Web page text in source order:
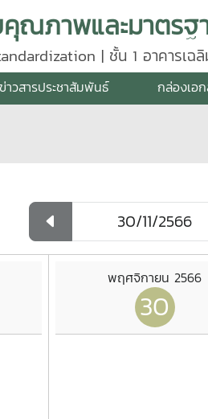
| ชั้น 1 อาคารเฉลิ
ข่าวสารประชาสัมพันธ์ กล่องเอ
พฤศจิกายน 2566
30